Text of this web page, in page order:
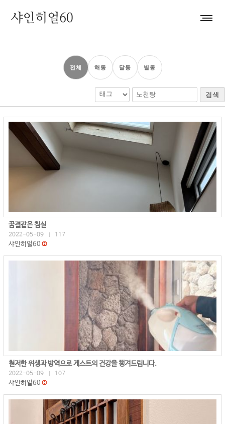
전체 해동 달동 별동
검색
꿈결같은 침실
2022-05-09 117
샤인히얼60
철저한 위생과 방역으로 게스트의 건강을 챙겨드립니다.
2022-05-09 107
샤인히얼60